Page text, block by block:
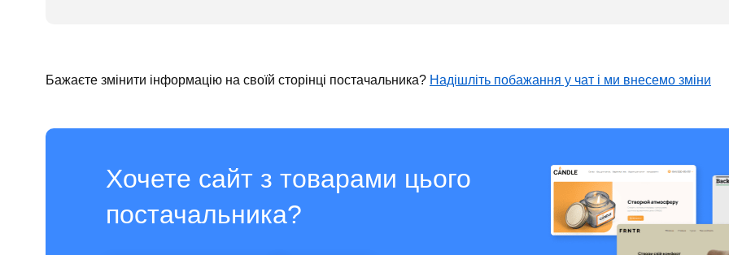
Бажаєте змінити інформацію на своїй сторінці постачальника? Надішліть побажання у чат і ми внесемо зміни
Хочете сайт з товарами цього
постачальника?